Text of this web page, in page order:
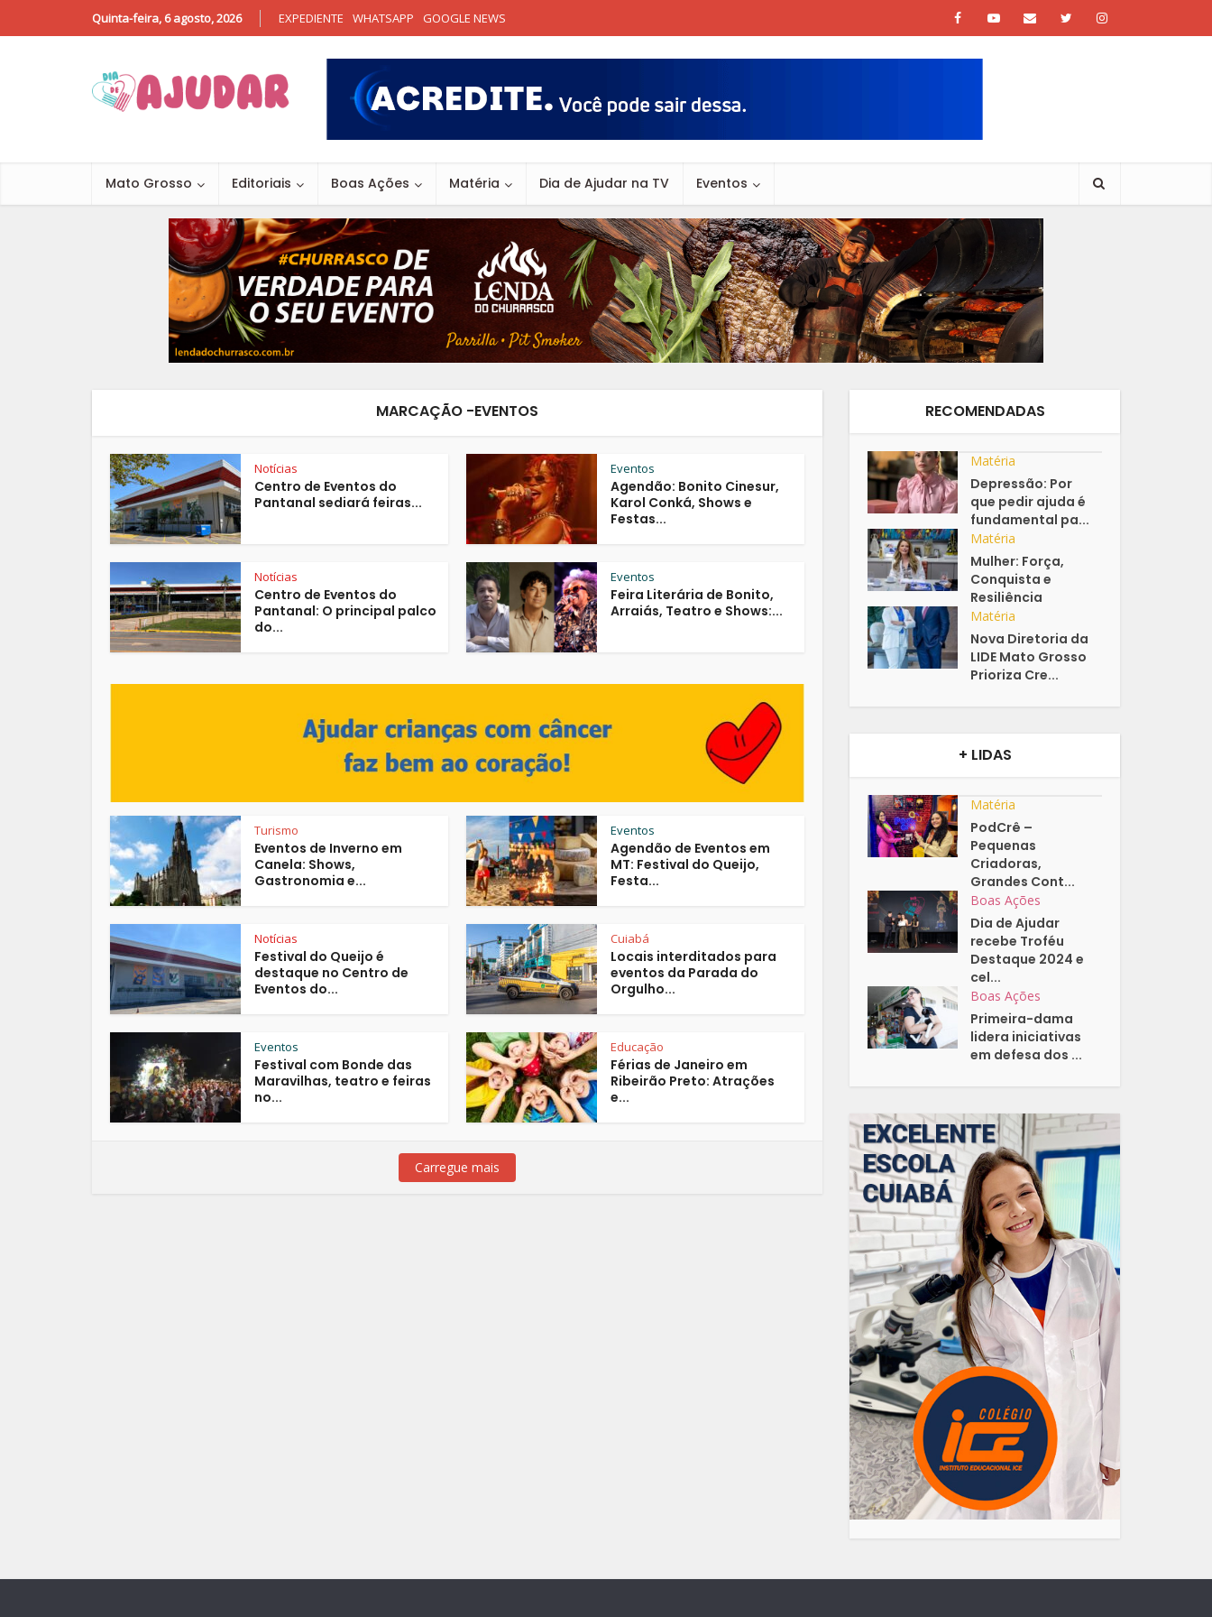
Quinta-feira, 6 agosto, 2026 EXPEDIENTE WHATSAPP GOOGLE NEWS
Mato Grosso Editoriais Boas Ações Matéria Dia de Ajudar na TV Eventos
MARCAÇÃO -EVENTOS
Notícias
Centro de Eventos do
Pantanal sediará feiras...
Eventos
Agendão: Bonito Cinesur,
Karol Conká, Shows e
Festas...
Notícias
Centro de Eventos do
Pantanal: O principal palco
do...
Eventos
Feira Literária de Bonito,
Arraiás, Teatro e Shows:...
Turismo
Eventos de Inverno em
Canela: Shows,
Gastronomia e...
Eventos
Agendão de Eventos em
MT: Festival do Queijo,
Festa...
Notícias
Festival do Queijo é
destaque no Centro de
Eventos do...
Cuiabá
Locais interditados para
eventos da Parada do
Orgulho...
Eventos
Festival com Bonde das
Maravilhas, teatro e feiras
no...
Educação
Férias de Janeiro em
Ribeirão Preto: Atrações
e...
Carregue mais
RECOMENDADAS
Matéria
Depressão: Por
que pedir ajuda é
fundamental pa...
Matéria
Mulher: Força,
Conquista e
Resiliência
Matéria
Nova Diretoria da
LIDE Mato Grosso
Prioriza Cre...
+ LIDAS
Matéria
PodCrê –
Pequenas
Criadoras,
Grandes Cont...
Boas Ações
Dia de Ajudar
recebe Troféu
Destaque 2024 e
cel...
Boas Ações
Primeira-dama
lidera iniciativas
em defesa dos ...